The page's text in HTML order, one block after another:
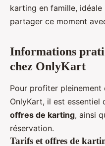
karting en famille,
partager ce moment
Informations
chez OnlyKart
Pour profiter
OnlyKart, il est essentiel
offres de karting, ainsi
réservation.
Tarifs et offres de